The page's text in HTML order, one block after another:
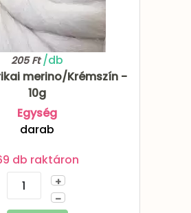
205 Ft/db
merino/Krémszín -
10g
Egység
darab
db raktáron
+
–